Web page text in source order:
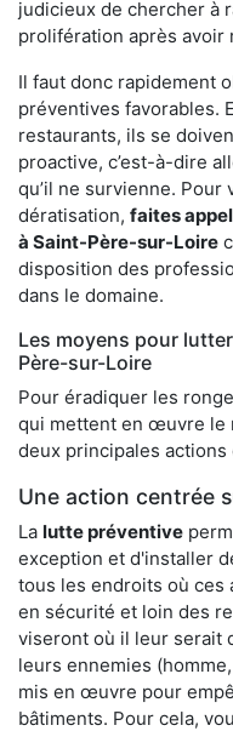
judicieux de chercher à
prolifération après avoir
Il faut donc rapidement
préventives favorables.
restaurants, ils se
proactive, c’est-à-dire
qu’il ne survienne.
dératisation, faites
à Saint-Père-sur-Loire
disposition des
dans le domaine.
Les moyens pour
Père-sur-Loire
Pour éradiquer les
qui mettent en œuvre le
deux principales
Une action centrée
La lutte préventive
exception et d'installer
tous les endroits où ces
en sécurité et loin des
viseront où il leur serait
leurs ennemies
mis en œuvre pour
bâtiments. Pour cela,